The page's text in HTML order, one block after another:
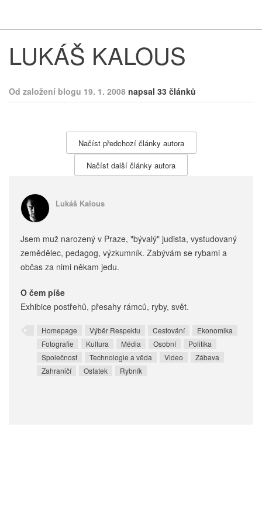
LUKÁŠ KALOUS
Od založení blogu 19. 1. 2008 napsal 33 článků
Načíst předchozí články autora
Načíst další články autora
Lukáš Kalous
Jsem muž narozený v Praze, "bývalý" judista, vystudovaný
zemědělec, pedagog, výzkumník. Zabývám se rybami a
občas za nimi někam jedu.
O čem píše
Exhibice postřehů, přesahy rámců, ryby, svět.
Homepage Výběr Respektu Cestování
Ekonomika
Fotografie
Kultura Média Osobní
Politika
Společnost
Technologie a věda Video
Zábava
Zahraničí
Ostatek Rybník